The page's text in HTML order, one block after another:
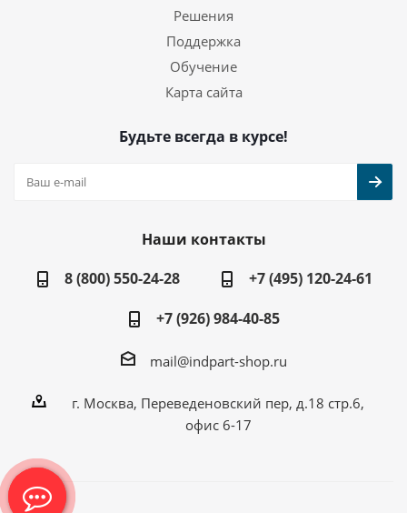
Решения
Поддержка
Обучение
Карта сайта
Будьте всегда в курсе!
Наши контакты
8 (800) 550-24-28
+7 (495) 120-24-61
+7 (926) 984-40-85
mail@indpart-shop.ru
г. Москва, Переведеновский пер, д.18 стр.6,
офис 6-17